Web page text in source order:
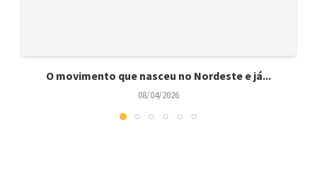
O movimento que nasceu no Nordeste e já...
08/04/2026